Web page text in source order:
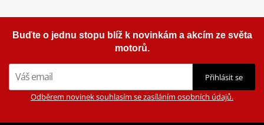
Buďte o jednu stopu blíž k novinkám a akcím ze světa
motorů.
Přihlásit se
Odběrem novinek souhlasím se zasíláním osobních údajů.